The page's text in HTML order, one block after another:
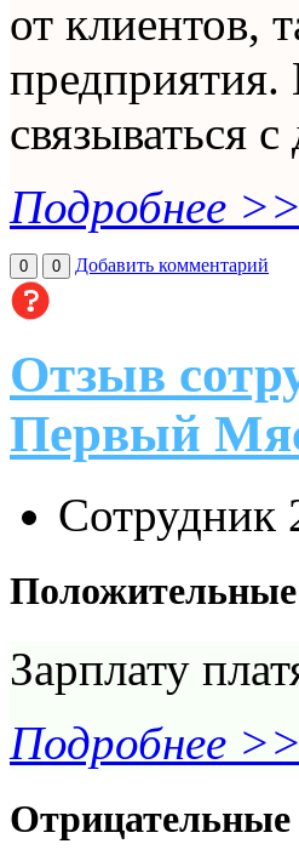
от клиентов,
связываться
Подробнее >>
0 0 Добавить комментарий
Отзыв
Первый
Сотрудник
Зарплату
Подробнее >>